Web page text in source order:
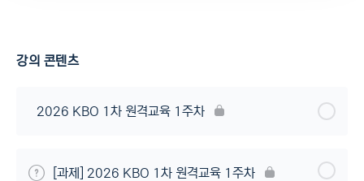
강의 콘텐츠
2026 KBO 1차 원격교육 1주차
[과제] 2026 KBO 1차 원격교육 1주차